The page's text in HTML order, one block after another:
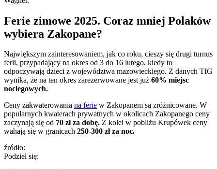
Ferie zimowe 2025. Coraz mniej Polaków
wybiera Zakopane?
Największym zainteresowaniem, jak co roku, cieszy się drugi turnus
ferii, przypadający na okres od 3 do 16 lutego, kiedy to
odpoczywają dzieci z województwa mazowieckiego. Z danych TIG
wynika, że na ten okres zarezerwowane jest już 60% miejsc
noclegowych.
Ceny zakwaterowania na ferie w Zakopanem są zróżnicowane. W
popularnych kwaterach prywatnych w okolicach Zakopanego ceny
zaczynają się od 70 zł za dobę. Z kolei w pobliżu Krupówek ceny
wahają się w granicach 250-300 zł za noc.
źródło:
Podziel się: